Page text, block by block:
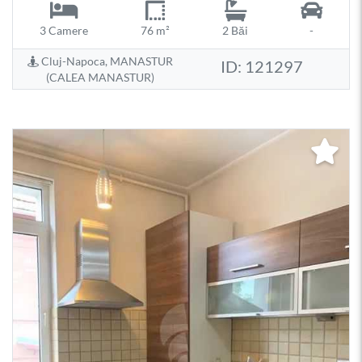
3 Camere 76 m² 2 Băi -
Cluj-Napoca, MANASTUR
(CALEA MANASTUR)
ID: 121297